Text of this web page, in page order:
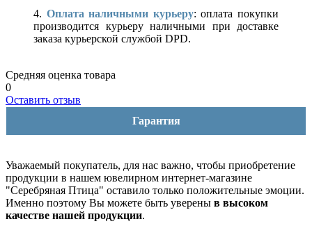
4. Оплата наличными курьеру: оплата покупки
производится курьеру наличными при доставке
заказа курьерской службой DPD.
Средняя оценка товара
0
Оставить отзыв
Гарантия
Уважаемый покупатель, для нас важно, чтобы приобретение
продукции в нашем ювелирном интернет-магазине
"Серебряная Птица" оставило только положительные эмоции.
Именно поэтому Вы можете быть уверены в высоком
качестве нашей продукции.